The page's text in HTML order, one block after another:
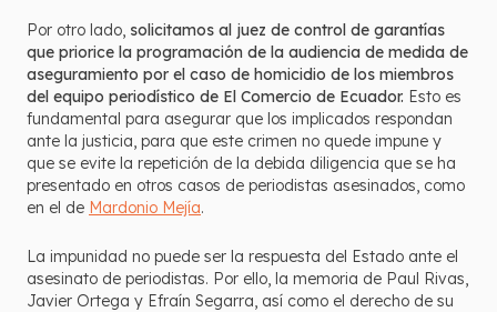
Por otro lado, solicitamos al juez de control de garantías
que priorice la programación de la audiencia de medida de
aseguramiento por el caso de homicidio de los miembros
del equipo periodístico de El Comercio de Ecuador. Esto es
fundamental para asegurar que los implicados respondan
ante la justicia, para que este crimen no quede impune y
que se evite la repetición de la debida diligencia que se ha
presentado en otros casos de periodistas asesinados, como
en el de Mardonio Mejía.
La impunidad no puede ser la respuesta del Estado ante el
asesinato de periodistas. Por ello, la memoria de Paul Rivas,
Javier Ortega y Efraín Segarra, así como el derecho de su